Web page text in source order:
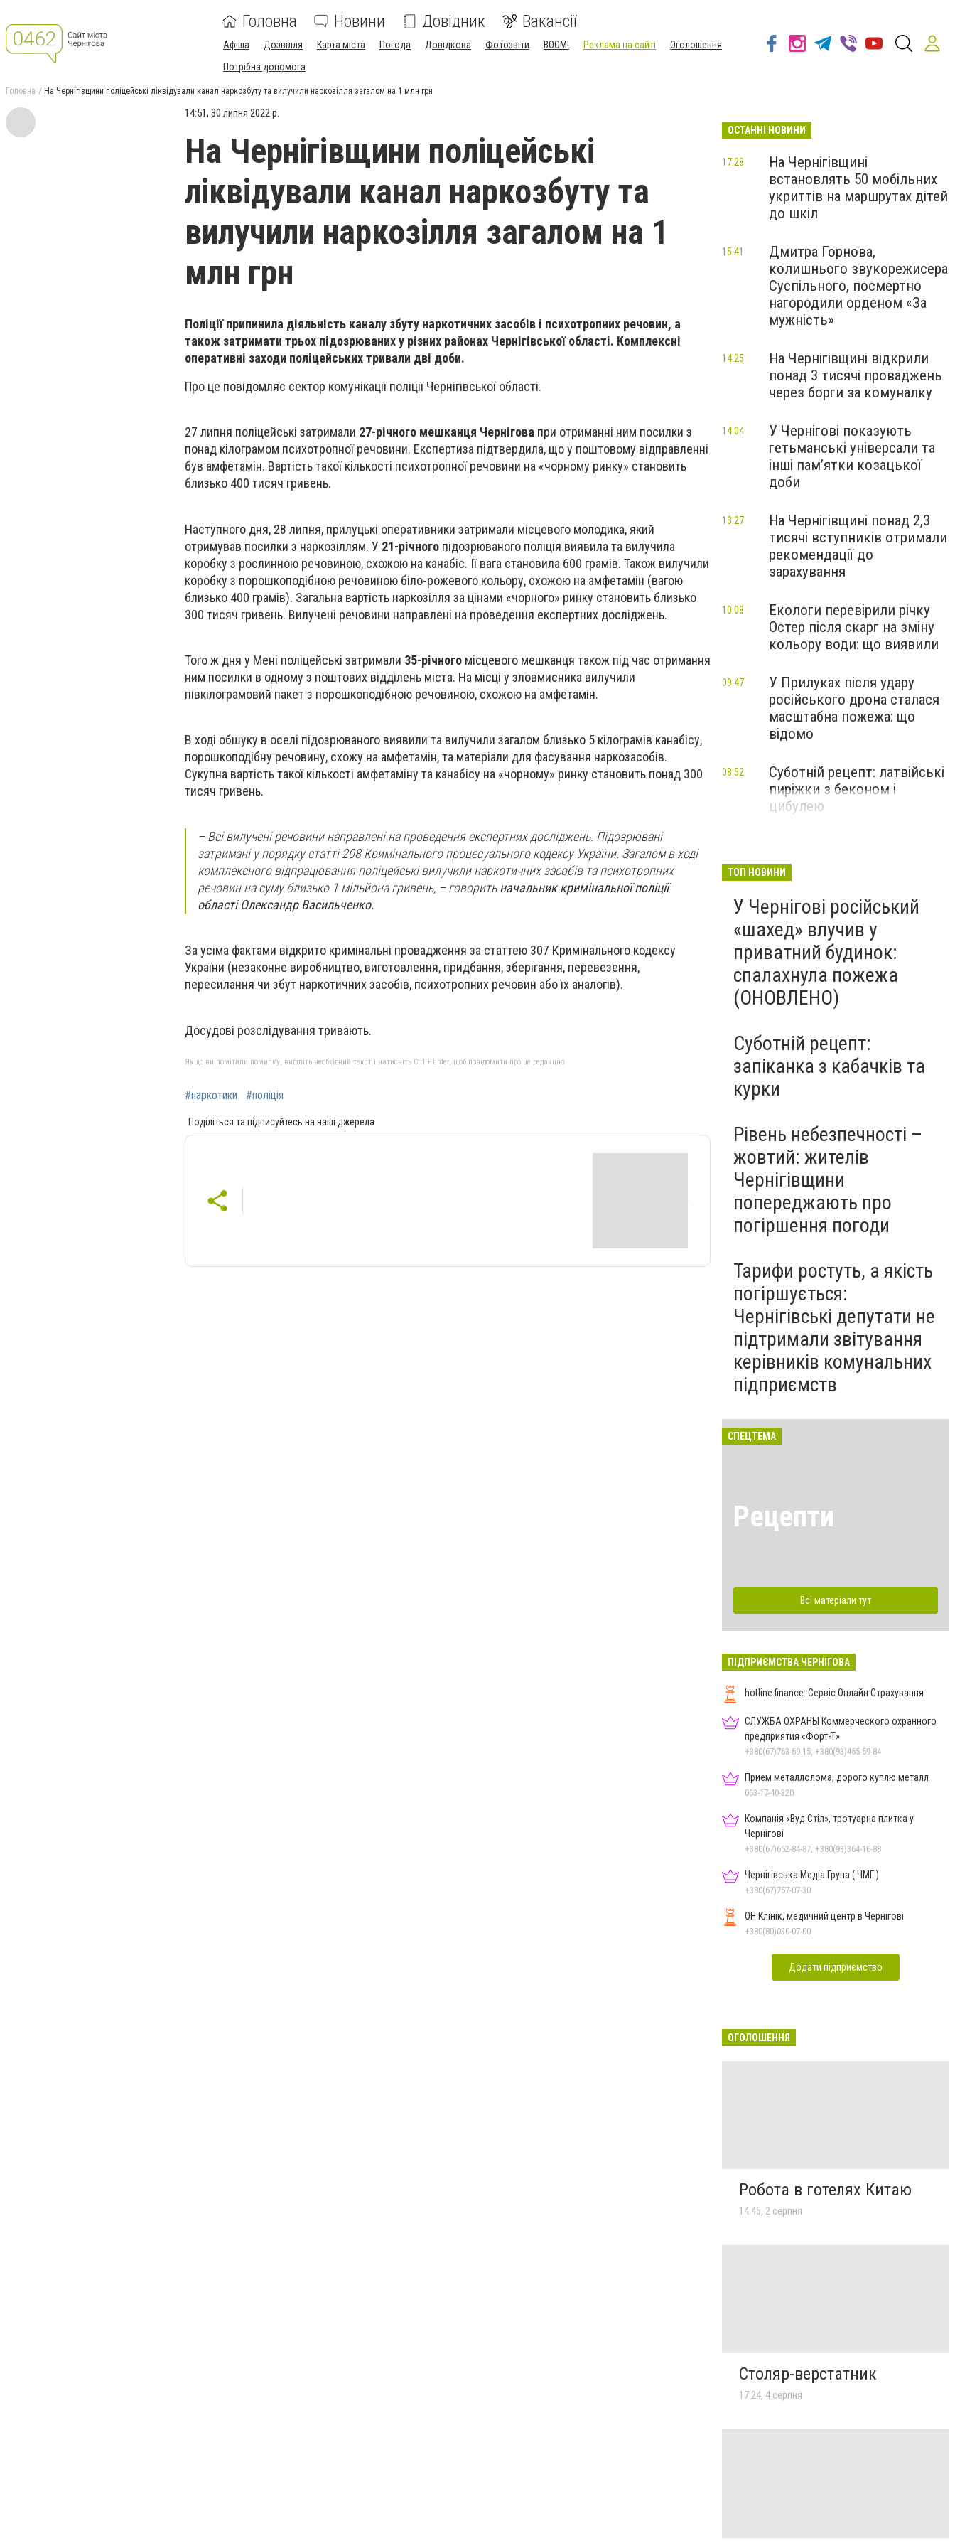
Головна Новини Довідник Вакансії
Афіша Дозвілля Карта міста Погода Довідкова Фотозвіти BOOM! Реклама на сайті
Оголошення
Потрібна допомога
Головна На Чернігівщини поліцейські ліквідували канал наркозбуту та вилучили наркозілля загалом на 1 млн грн
14:51, 30 липня 2022 р.
На Чернігівщини поліцейські
ліквідували канал наркозбуту та
вилучили наркозілля загалом на 1
млн грн
Поліції припинила діяльність каналу збуту наркотичних засобів і психотропних речовин, а
також затримати трьох підозрюваних у різних районах Чернігівської області. Комплексні
оперативні заходи поліцейських тривали дві доби.
Про це повідомляє сектор комунікації поліції Чернігівської області.
27 липня поліцейські затримали 27-річного мешканця Чернігова при отриманні ним посилки з
понад кілограмом психотропної речовини. Експертиза підтвердила, що у поштовому відправленні
був амфетамін. Вартість такої кількості психотропної речовини на «чорному ринку» становить
близько 400 тисяч гривень.
Наступного дня, 28 липня, прилуцькі оперативники затримали місцевого молодика, який
отримував посилки з наркозіллям. У 21-річного підозрюваного поліція виявила та вилучила
коробку з рослинною речовиною, схожою на канабіс. Її вага становила 600 грамів. Також вилучили
коробку з порошкоподібною речовиною біло-рожевого кольору, схожою на амфетамін (вагою
близько 400 грамів). Загальна вартість наркозілля за цінами «чорного» ринку становить близько
300 тисяч гривень. Вилучені речовини направлені на проведення експертних досліджень.
Того ж дня у Мені поліцейські затримали 35-річного місцевого мешканця також під час отримання
ним посилки в одному з поштових відділень міста. На місці у зловмисника вилучили
півкілограмовий пакет з порошкоподібною речовиною, схожою на амфетамін.
В ході обшуку в оселі підозрюваного виявили та вилучили загалом близько 5 кілограмів канабісу,
порошкоподібну речовину, схожу на амфетамін, та матеріали для фасування наркозасобів.
Сукупна вартість такої кількості амфетаміну та канабісу на «чорному» ринку становить понад 300
тисяч гривень.
– Всі вилучені речовини направлені на проведення експертних досліджень. Підозрювані
затримані у порядку статті 208 Кримінального процесуального кодексу України. Загалом в ході
комплексного відпрацювання поліцейські вилучили наркотичних засобів та психотропних
речовин на суму близько 1 мільйона гривень, – говоритьначальник кримінальної поліції
області Олександр Васильченко.
За усіма фактами відкрито кримінальні провадження за статтею 307 Кримінального кодексу
України (незаконне виробництво, виготовлення, придбання, зберігання, перевезення,
пересилання чи збут наркотичних засобів, психотропних речовин або їх аналогів).
Досудові розслідування тривають.
Якщо ви помітили помилку, виділіть необхідний текст і натисніть Ctrl + Enter, щоб повідомити про це редакцію
#наркотики #поліція
Поділіться та підписуйтесь на наші джерела
ОСТАННІ НОВИНИ
На Чернігівщині
встановлять 50 мобільних
укриттів на маршрутах дітей
до шкіл
17:28
Дмитра Горнова,
колишнього звукорежисера
Суспільного, посмертно
нагородили орденом «За
мужність»
15:41
На Чернігівщині відкрили
понад 3 тисячі проваджень
через борги за комуналку
14:25
У Чернігові показують
гетьманські універсали та
інші пам’ятки козацької
доби
14:04
На Чернігівщині понад 2,3
тисячі вступників отримали
рекомендації до
зарахування
13:27
Екологи перевірили річку
Остер після скарг на зміну
кольору води: що виявили
10:08
У Прилуках після удару
російського дрона сталася
масштабна пожежа: що
відомо
09:47
Суботній рецепт: латвійські
пиріжки з беконом і
цибулею
08:52
ТОП НОВИНИ
У Чернігові російський
«шахед» влучив у
приватний будинок:
спалахнула пожежа
(ОНОВЛЕНО)
Суботній рецепт:
запіканка з кабачків та
курки
Рівень небезпечності –
жовтий: жителів
Чернігівщини
попереджають про
погіршення погоди
Тарифи ростуть, а якість
погіршується:
Чернігівські депутати не
підтримали звітування
керівників комунальних
підприємств
СПЕЦТЕМА
Рецепти
Всі матеріали тут
ПІДПРИЄМСТВА ЧЕРНІГОВА
hotline.finance: Сервіс Онлайн Страхування
СЛУЖБА ОХРАНЫ Коммерческого охранного
предприятия «Форт-Т»
+380(67)763-69-15, +380(93)455-59-84
Прием металлолома, дорого куплю металл
063-17-40-320
Компанія «Вуд Стіл», тротуарна плитка у
Чернігові
+380(67)662-84-87, +380(93)364-16-88
Чернігівська Медіа Група ( ЧМГ )
+380(67)757-07-30
ОН Клінік, медичний центр в Чернігові
+380(80)030-07-00
Додати підприємство
ОГОЛОШЕННЯ
Робота в готелях Китаю
14:45, 2 серпня
Столяр-верстатник
17:24, 4 серпня